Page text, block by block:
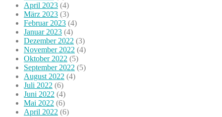
April 2023 (4)
März 2023 (3)
Februar 2023 (4)
Januar 2023 (4)
Dezember 2022 (3)
November 2022 (4)
Oktober 2022 (5)
September 2022 (5)
August 2022 (4)
Juli 2022 (6)
Juni 2022 (4)
Mai 2022 (6)
April 2022 (6)